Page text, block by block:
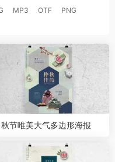
MP3 OTF
PNG
节唯美大气多边形海报